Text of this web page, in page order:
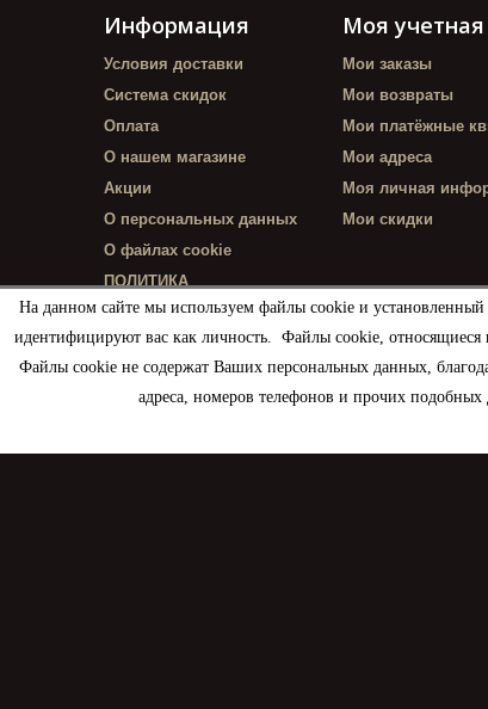
На данном сайте мы используем файлы cookie и
идентифицируют вас как личность. Файлы cookie, относящиеся
Файлы cookie не содержат Ваших персональных данных,
адреса, номеров телефонов и прочих
Информация
Условия доставки
Система скидок
Оплата
О нашем магазине
Акции
О персональных данных
О файлах cookie
ПОЛИТИКА
КОНФИДЕНЦИАЛЬНОСТИ
Моя учетная
Мои заказы
Мои возвраты
Мои платёжные
Мои адреса
Моя личная
Мои скидки